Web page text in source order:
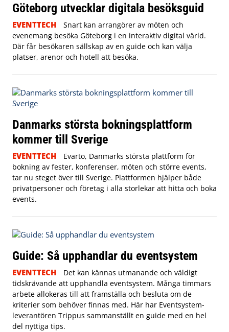
Göteborg utvecklar digitala besöksguid
EVENTTECH
Snart kan arrangörer av möten och
evenemang besöka Göteborg i en interaktiv digital värld.
Där får besökaren sällskap av en guide och kan välja
platser, arenor och hotell att besöka.
Danmarks största bokningsplattform
kommer till Sverige
EVENTTECH
Evarto, Danmarks största plattform för
bokning av fester, konferenser, möten och större events,
tar nu steget över till Sverige. Plattformen hjälper både
privatpersoner och företag i alla storlekar att hitta och boka
events.
Guide: Så upphandlar du eventsystem
EVENTTECH
Det kan kännas utmanande och väldigt
tidskrävande att upphandla eventsystem. Många timmars
arbete allokeras till att framställa och besluta om de
kriterier som behöver finnas med. Här har Eventsystem-
leverantören Trippus sammanställt en guide med en hel
del nyttiga tips.